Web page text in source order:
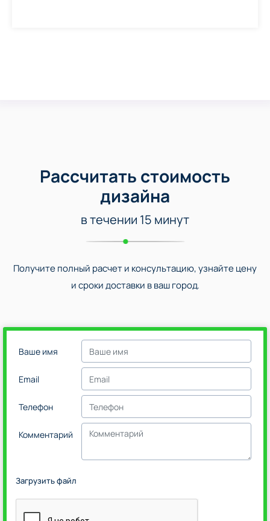
Рассчитать стоимость
дизайна
в течении 15 минут
Получите полный расчет и консультацию, узнайте цену
и сроки доставки в ваш город.
Ваше имя
Email
Телефон
Комментарий
Загрузить файл